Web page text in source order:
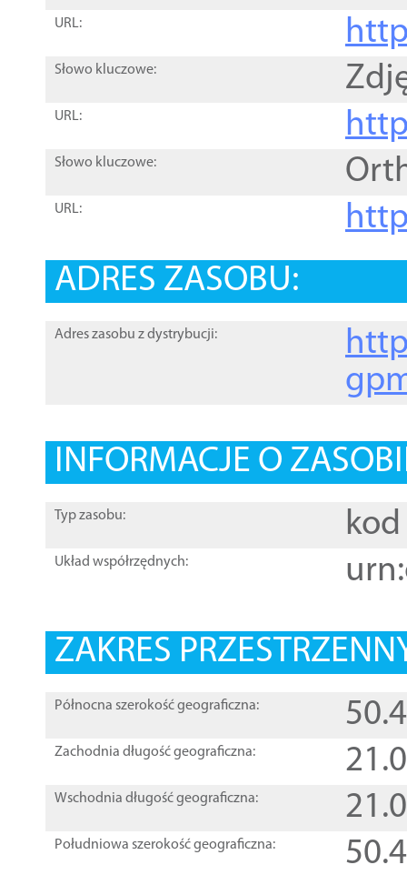
URL:
Słowo kluczowe:
URL:
Słowo kluczowe:
URL:
ADRES ZASOBU:
Adres zasobu z dystrybucji:
INFORMACJE O
Typ zasobu: kod
Układ współrzędnych:
ZAKRES
Północna szerokość geograficzna:
Zachodnia długość geograficzna:
Wschodnia długość geograficzna:
Południowa szerokość geograficzna: